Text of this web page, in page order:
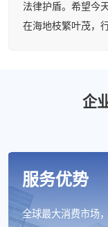
法律护盾。希望今
在海地枝繁叶茂，
企
服务优势
全球最大消费市场